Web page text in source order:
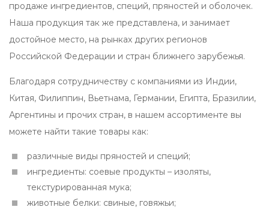
продаже ингредиентов, специй, пряностей и оболочек.
Наша продукция так же представлена, и занимает
достойное место, на рынках других регионов
Российской Федерации и стран ближнего зарубежья.
Благодаря сотрудничеству с компаниями из Индии,
Китая, Филиппин, Вьетнама, Германии, Египта, Бразилии,
Аргентины и прочих стран, в нашем ассортименте вы
можете найти такие товары как:
различные виды пряностей и специй;
ингредиенты: соевые продукты – изоляты,
текстурированная мука;
животные белки: свиные, говяжьи;